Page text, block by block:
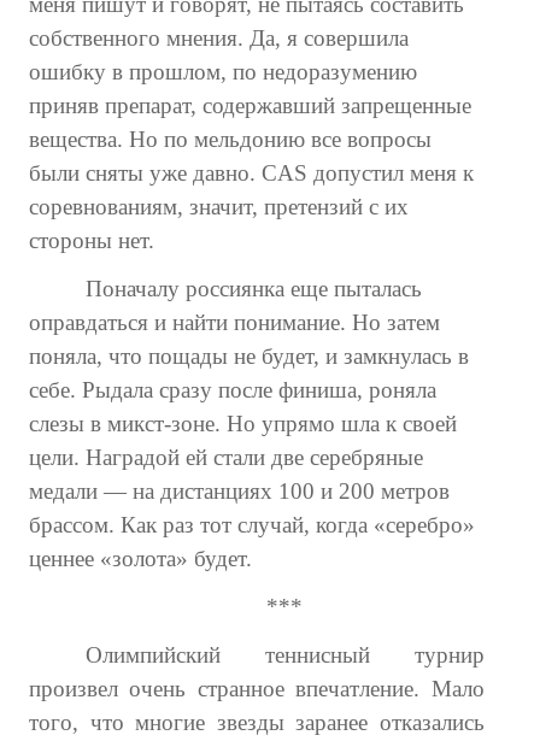
собственного мнения. Да, я совершила
ошибку в прошлом, по недоразумению
приняв препарат, содержавший запрещенные
вещества. Но по мельдонию все вопросы
были сняты уже давно. CAS допустил меня к
соревнованиям, значит, претензий с их
стороны нет.
Поначалу россиянка еще пыталась
оправдаться и найти понимание. Но затем
поняла, что пощады не будет, и замкнулась в
себе. Рыдала сразу после финиша, роняла
слезы в микст-зоне. Но упрямо шла к своей
цели. Наградой ей стали две серебряные
медали — на дистанциях 100 и 200 метров
брассом. Как раз тот случай, когда «серебро»
ценнее «золота» будет.
***
Олимпийский теннисный турнир
произвел очень странное впечатление. Мало
того, что многие звезды заранее отказались